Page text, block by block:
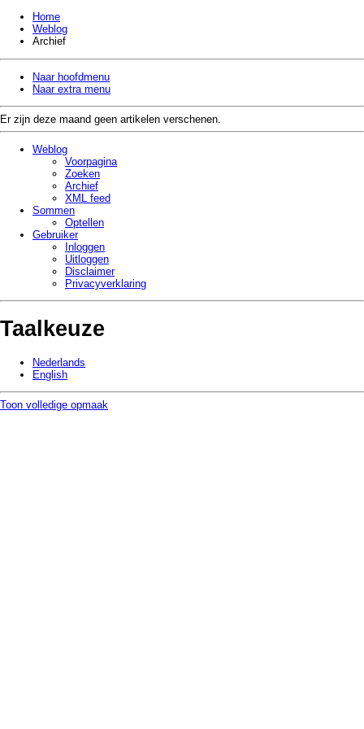
Home
Weblog
Archief
Naar hoofdmenu
Naar extra menu
Er zijn deze maand geen artikelen verschenen.
Weblog
Voorpagina
Zoeken
Archief
XML feed
Sommen
Optellen
Gebruiker
Inloggen
Uitloggen
Disclaimer
Privacy­verklaring
Taalkeuze
Nederlands
English
Toon volledige opmaak